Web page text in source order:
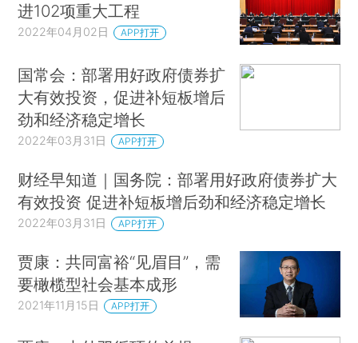
进102项重大工程
2022年04月02日 APP打开
国常会：部署用好政府债券扩
大有效投资，促进补短板增后
劲和经济稳定增长
2022年03月31日 APP打开
财经早知道｜国务院：部署用好政府债券扩大
有效投资 促进补短板增后劲和经济稳定增长
2022年03月31日 APP打开
贾康：共同富裕“见眉目”，需
要橄榄型社会基本成形
2021年11月15日 APP打开